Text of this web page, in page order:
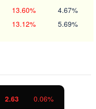
13.60% 4.67%
13.12% 5.69%